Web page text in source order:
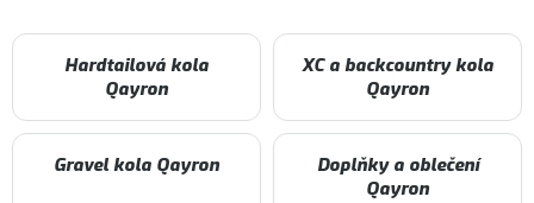
Hardtailová kola
Qayron
XC a backcountry kola
Qayron
Gravel kola Qayron
Doplňky a oblečení
Qayron